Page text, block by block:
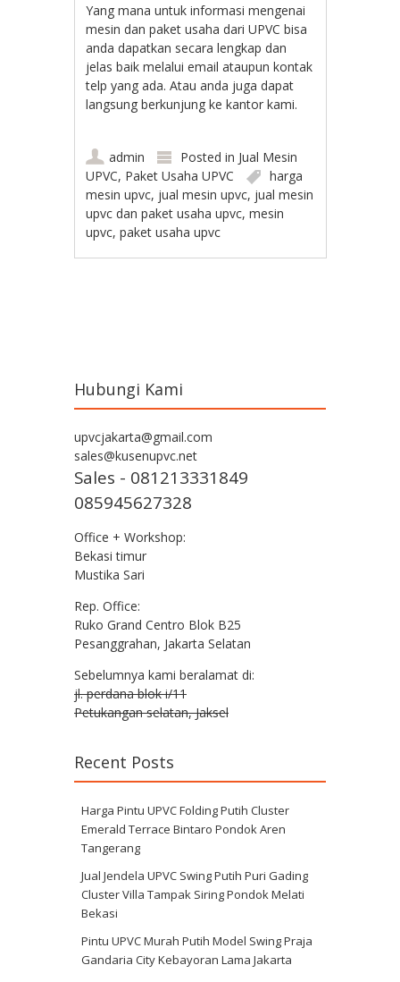
Yang mana untuk informasi mengenai
mesin dan paket usaha dari UPVC bisa
anda dapatkan secara lengkap dan
jelas baik melalui email ataupun kontak
telp yang ada. Atau anda juga dapat
langsung berkunjung ke kantor kami.
admin Posted in Jual Mesin
UPVC, Paket Usaha UPVC
harga
mesin upvc, jual mesin upvc, jual mesin
upvc dan paket usaha upvc,mesin
upvc,paket usaha upvc
Hubungi Kami
upvcjakarta@gmail.com
sales@kusenupvc.net
Sales - 081213331849
085945627328
Office + Workshop:
Bekasi timur
Mustika Sari
Rep. Office:
Ruko Grand Centro Blok B25
Pesanggrahan, Jakarta Selatan
Sebelumnya kami beralamat di:
jl. perdana blok i/11
Petukangan selatan, Jaksel
Recent Posts
Harga Pintu UPVC Folding Putih Cluster
Emerald Terrace Bintaro Pondok Aren
Tangerang
Jual Jendela UPVC Swing Putih Puri Gading
Cluster Villa Tampak Siring Pondok Melati
Bekasi
Pintu UPVC Murah Putih Model Swing Praja
Gandaria City Kebayoran Lama Jakarta